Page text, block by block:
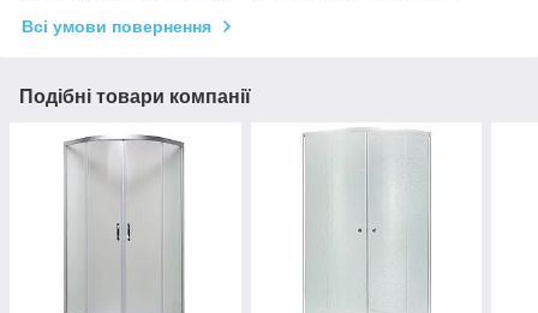
Всі умови повернення
Подібні товари компанії